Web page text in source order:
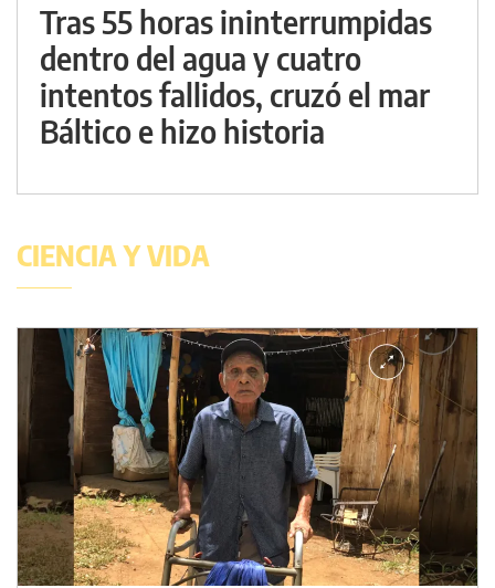
Tras 55 horas ininterrumpidas
dentro del agua y cuatro
intentos fallidos, cruzó el mar
Báltico e hizo historia
CIENCIA Y VIDA